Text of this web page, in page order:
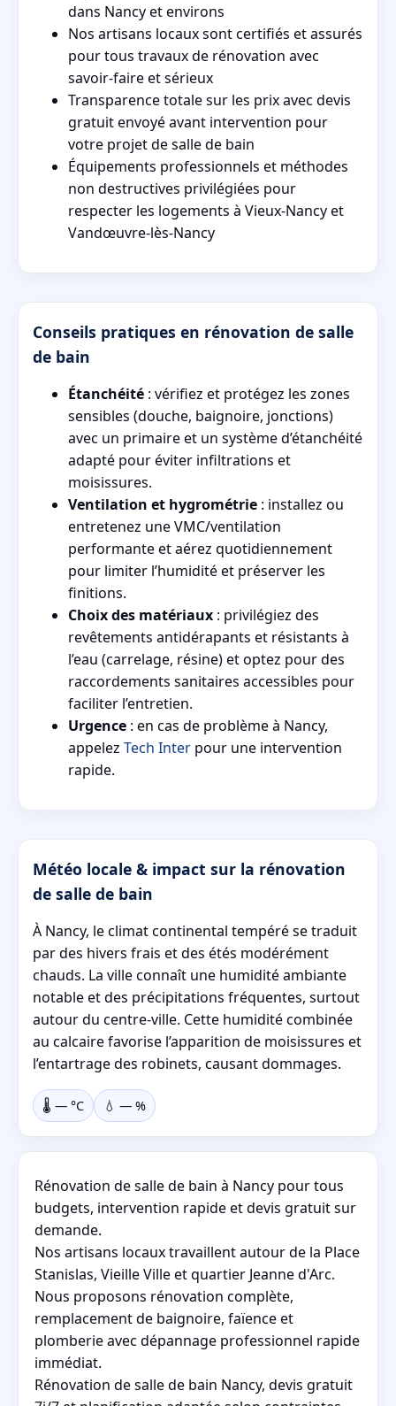
dans Nancy et environs
Nos artisans locaux sont certifiés et assurés
pour tous travaux de rénovation avec
savoir‑faire et sérieux
Transparence totale sur les prix avec devis
gratuit envoyé avant intervention pour
votre projet de salle de bain
Équipements professionnels et méthodes
non destructives privilégiées pour
respecter les logements à Vieux‑Nancy et
Vandœuvre‑lès‑Nancy
Conseils pratiques en rénovation de salle
de bain
Étanchéité : vérifiez et protégez les zones
sensibles (douche, baignoire, jonctions)
avec un primaire et un système d’étanchéité
adapté pour éviter infiltrations et
moisissures.
Ventilation et hygrométrie : installez ou
entretenez une VMC/ventilation
performante et aérez quotidiennement
pour limiter l’humidité et préserver les
finitions.
Choix des matériaux : privilégiez des
revêtements antidérapants et résistants à
l’eau (carrelage, résine) et optez pour des
raccordements sanitaires accessibles pour
faciliter l’entretien.
Urgence : en cas de problème à Nancy,
appelez Tech Inter pour une intervention
rapide.
Météo locale & impact sur la rénovation
de salle de bain
À Nancy, le climat continental tempéré se traduit
par des hivers frais et des étés modérément
chauds. La ville connaît une humidité ambiante
notable et des précipitations fréquentes, surtout
autour du centre-ville. Cette humidité combinée
au calcaire favorise l’apparition de moisissures et
l’entartrage des robinets, causant dommages.
🌡️ — °C 💧 — %
Rénovation de salle de bain à Nancy pour tous
budgets, intervention rapide et devis gratuit sur
demande.
Nos artisans locaux travaillent autour de la Place
Stanislas, Vieille Ville et quartier Jeanne d'Arc.
Nous proposons rénovation complète,
remplacement de baignoire, faïence et
plomberie avec dépannage professionnel rapide
immédiat.
Rénovation de salle de bain Nancy, devis gratuit